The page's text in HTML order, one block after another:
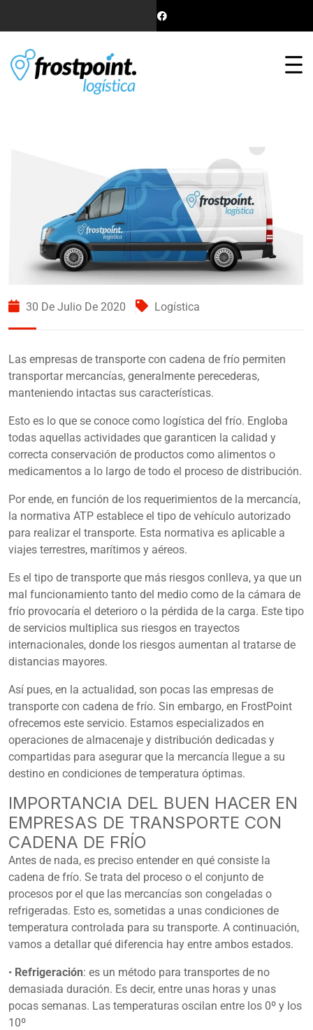
30 De Julio De 2020 Logística
Las empresas de transporte con cadena de frío permiten
transportar mercancías, generalmente perecederas,
manteniendo intactas sus características.
Esto es lo que se conoce como logística del frío. Engloba
todas aquellas actividades que garanticen la calidad y
correcta conservación de productos como alimentos o
medicamentos a lo largo de todo el proceso de distribución.
Por ende, en función de los requerimientos de la mercancía,
la normativa ATP establece el tipo de vehículo autorizado
para realizar el transporte. Esta normativa es aplicable a
viajes terrestres, marítimos y aéreos.
Es el tipo de transporte que más riesgos conlleva, ya que un
mal funcionamiento tanto del medio como de la cámara de
frío provocaría el deterioro o la pérdida de la carga. Este tipo
de servicios multiplica sus riesgos en trayectos
internacionales, donde los riesgos aumentan al tratarse de
distancias mayores.
Así pues, en la actualidad, son pocas las empresas de
transporte con cadena de frío. Sin embargo, en FrostPoint
ofrecemos este servicio. Estamos especializados en
operaciones de almacenaje y distribución dedicadas y
compartidas para asegurar que la mercancía llegue a su
destino en condiciones de temperatura óptimas.
IMPORTANCIA DEL BUEN HACER EN
EMPRESAS DE TRANSPORTE CON
CADENA DE FRÍO
Antes de nada, es preciso entender en qué consiste la
cadena de frío. Se trata del proceso o el conjunto de
procesos por el que las mercancías son congeladas o
refrigeradas. Esto es, sometidas a unas condiciones de
temperatura controlada para su transporte. A continuación,
vamos a detallar qué diferencia hay entre ambos estados.
• Refrigeración: es un método para transportes de no
demasiada duración. Es decir, entre unas horas y unas
pocas semanas. Las temperaturas oscilan entre los 0º y los
10º